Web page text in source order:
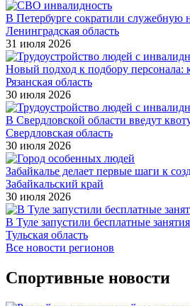
В Петербурге сократили служебную
Ленинградская область
31 июля 2026
Новый подход к подбору персонала:
Рязанская область
30 июля 2026
В Свердловской области введут
Свердловская область
30 июля 2026
Забайкалье делает первые шаги к
Забайкальский край
30 июля 2026
В Туле запустили бесплатные
Тульская область
Все новости регионов
Спортивные новости